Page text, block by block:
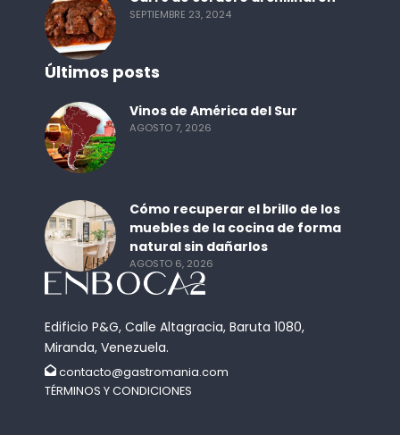
Edificio P&G, Calle Altagracia, Baruta 1080,
Miranda, Venezuela.
contacto@gastromania.com
TÉRMINOS Y CONDICIONES
SEPTIEMBRE 23, 2024
Últimos posts
Vinos de América del Sur
AGOSTO 7, 2026
Cómo recuperar el brillo de los
muebles de la cocina de forma
natural sin dañarlos
AGOSTO 6, 2026